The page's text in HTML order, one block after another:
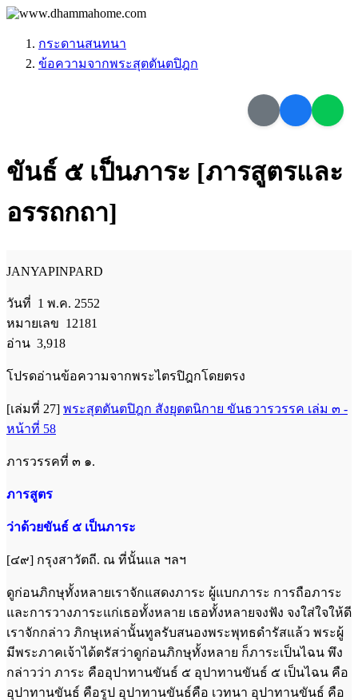
กระดานสนทนา
ข้อความจากพระสุตตันตปิฎก
ขันธ์ ๕ เป็นภาระ [ภารสูตรและ
อรรถกถา]
JANYAPINPARD
วันที่ 1 พ.ค. 2552
หมายเลข 12181
อ่าน 3,918
โปรดอ่านข้อความจากพระไตรปิฎกโดยตรง
[เล่มที่ 27] พระสุตตันตปิฎก สังยุตตนิกาย ขันธวารวรรค เล่ม ๓ -
หน้าที่ 58
ภารวรรคที่ ๓ ๑.
ภารสูตร
ว่าด้วยขันธ์ ๕ เป็นภาระ
[๔๙] กรุงสาวัตถี. ณ ที่นั้นแล ฯลฯ
ดูก่อนภิกษุทั้งหลายเราจักแสดงภาระ ผู้แบกภาระ การถือภาระ
และการวางภาระแก่เธอทั้งหลาย เธอทั้งหลายจงฟัง จงใส่ใจให้ดี
เราจักกล่าว ภิกษุเหล่านั้นทูลรับสนองพระพุทธดำรัสแล้ว พระผู้
มีพระภาคเจ้าได้ตรัสว่าดูก่อนภิกษุทั้งหลาย ก็ภาระเป็นไฉน พึง
กล่าวว่า ภาระ คืออุปาทานขันธ์ ๕ อุปาทานขันธ์ ๕ เป็นไฉน คือ
อุปาทานขันธ์ คือรูป อุปาทานขันธ์คือ เวทนา อุปาทานขันธ์ คือ